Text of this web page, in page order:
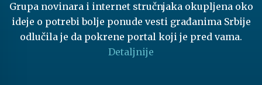
Grupa novinara i internet stručnjaka okupljena oko
ideje o potrebi bolje ponude vesti građanima Srbije
odlučila je da pokrene portal koji je pred vama.
Detaljnije